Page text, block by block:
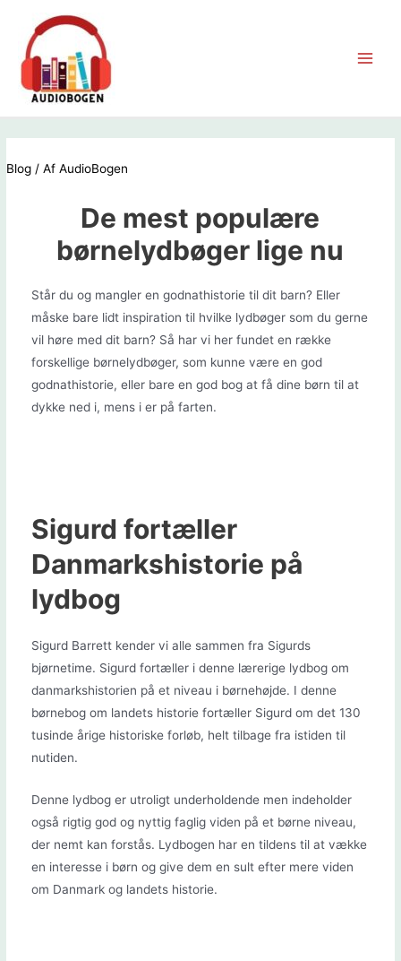
indholdet
Blog / AfAudioBogen
De mest populære
børnelydbøger lige nu
Står du og mangler en godnathistorie til dit barn? Eller
måske bare lidt inspiration til hvilke lydbøger som du gerne
vil høre med dit barn? Så har vi her fundet en række
forskellige børnelydbøger, som kunne være en god
godnathistorie, eller bare en god bog at få dine børn til at
dykke ned i, mens i er på farten.
Sigurd fortæller
Danmarkshistorie på
lydbog
Sigurd Barrett kender vi alle sammen fra Sigurds
bjørnetime. Sigurd fortæller i denne lærerige lydbog om
danmarkshistorien på et niveau i børnehøjde. I denne
børnebog om landets historie fortæller Sigurd om det 130
tusinde årige historiske forløb, helt tilbage fra istiden til
nutiden.
Denne lydbog er utroligt underholdende men indeholder
også rigtig god og nyttig faglig viden på et børne niveau,
der nemt kan forstås. Lydbogen har en tildens til at vække
en interesse i børn og give dem en sult efter mere viden
om Danmark og landets historie.